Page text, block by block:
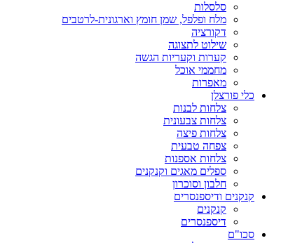
סלסלות
מלח ופלפל, שמן חומץ וארגונית-לרטבים
דקורציה
שילוט לתצוגה
קערות וקעריות הגשה
מחממי אוכל
מאפרות
כלי פורצלן
צלחות לבנות
צלחות צבעונית
צלחות פיצה
צפחה טבעית
צלחות אספנות
ספלים מאגים וקנקנים
חלבון וסוכרון
קנקנים ודיספנסרים
קנקנים
דיספנסרים
סכו"ם